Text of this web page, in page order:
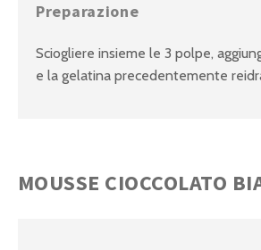
Preparazione
Sciogliere insieme le 3 polpe,
e la gelatina precedentemente
MOUSSE CIOCCOLATO